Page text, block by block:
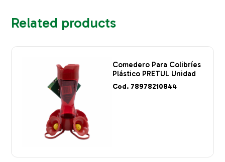
Related products
Comedero Para Colibríes
Plástico PRETUL Unidad
Cod. 78978210844